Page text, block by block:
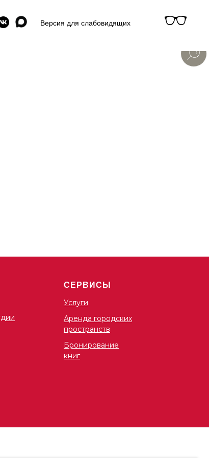
Версия для слабовидящих
СЕРВИСЫ
Услуги
Аренда городских
пространств
Бронирование
книг